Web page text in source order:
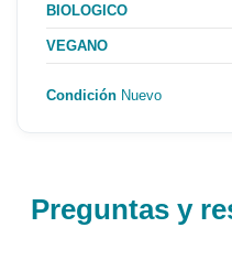
BIOLOGICO
VEGANO
Condición Nuevo
Preguntas y